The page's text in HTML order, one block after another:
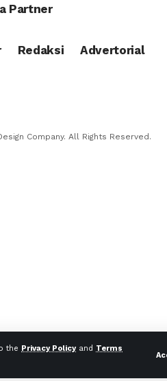
the Privacy Policyand Terms
Partner
Redaksi Advertorial
Company. All Rights Reserved.